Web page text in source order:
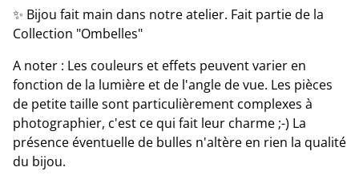
✨ Bijou fait main dans notre atelier. Fait partie de la
Collection "Ombelles"
A noter : Les couleurs et effets peuvent varier en
fonction de la lumière et de l'angle de vue. Les pièces
de petite taille sont particulièrement complexes à
photographier, c'est ce qui fait leur charme ;-) La
présence éventuelle de bulles n'altère en rien la qualité
du bijou.